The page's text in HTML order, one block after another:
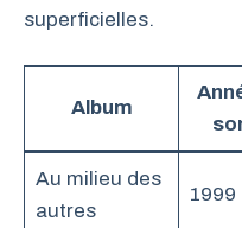
superficielles.
Album
Au milieu des
autres
1999